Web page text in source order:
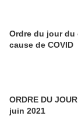
Ordre du jour du
cause de COVID
ORDRE DU JOUR du Conseil Municipal : Séance du lundi 7
juin 2021